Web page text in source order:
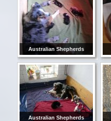
Australian Shepherds
Australian Shepherds